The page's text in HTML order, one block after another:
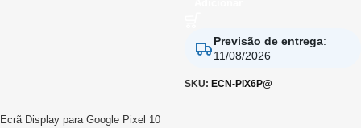
Previsão de entrega:
11/08/2026
SKU: ECN-PIX6P@
Ecrã Display para Google Pixel 10